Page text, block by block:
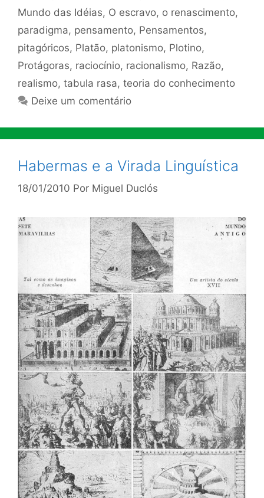
Mundo das Idéias, O escravo, o renascimento,
paradigma, pensamento, Pensamentos,
pitagóricos, Platão, platonismo, Plotino,
Protágoras, raciocínio, racionalismo, Razão,
realismo, tabula rasa, teoria do conhecimento
Deixe um comentário
Habermas e a Virada Linguística
18/01/2010 Por Miguel Duclós